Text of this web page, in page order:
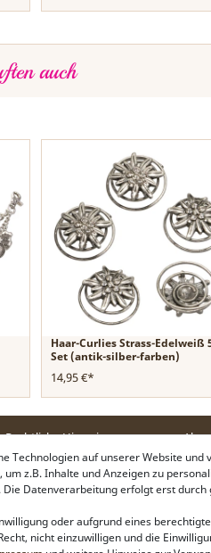
auch
Haar-Curlies Strass-Edelweiß
Set (antik-silber-farben)
14,95 €*
Rechtliche Hinweise
Kontakt & Impressum
Widerrufsbelehrung
Zahlung & Lieferung
AGB
Technologien auf unserer Website
um z.B. Inhalte und Anzeigen zu
Datenverarbeitung erfolgt erst
oder aufgrund eines
nicht einzuwilligen und die